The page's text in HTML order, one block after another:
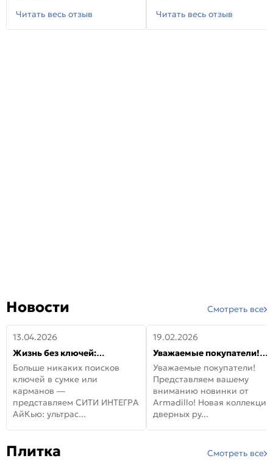
Читать весь отзыв
Читать весь отзыв
Новости Смотреть все
13.04.2026
Жизнь без ключей:
встречайте новую дверь
СИТИ ИНТЕГРА АйКью!
Больше никаких поисков
ключей в сумке или
карманов —
представляем СИТИ ИНТЕГРА
АйКью: ультрас...
19.02.2026
Уважаемые покупатели!
Представляем вашему
вниманию новинки от
Armadillo!
Уважаемые покупатели!
Представляем вашему
вниманию новинки от
Armadillo! Новая коллекция
дверных ру...
Плитка Смотреть все